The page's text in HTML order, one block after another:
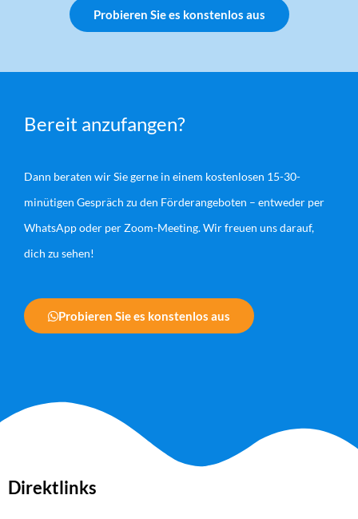
Probieren Sie es konstenlos aus
Bereit anzufangen?
Dann beraten wir Sie gerne in einem kostenlosen 15-30-
minütigen Gespräch zu den Förderangeboten – entweder per
WhatsApp oder per Zoom-Meeting. Wir freuen uns darauf,
dich zu sehen!
Probieren Sie es konstenlos aus
Direktlinks